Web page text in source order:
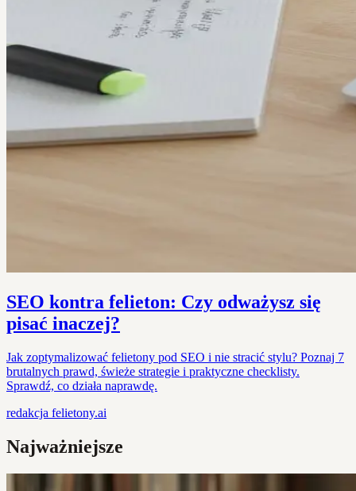
SEO kontra felieton: Czy odważysz się
pisać inaczej?
Jak zoptymalizować felietony pod SEO i nie stracić stylu? Poznaj 7
brutalnych prawd, świeże strategie i praktyczne checklisty.
Sprawdź, co działa naprawdę.
redakcja felietony.ai
Najważniejsze